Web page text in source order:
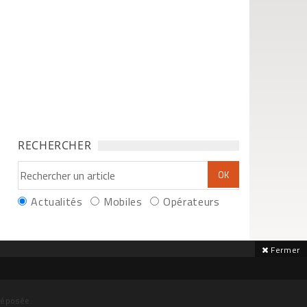
RECHERCHER
Actualités Mobiles Opérateurs
Fermer